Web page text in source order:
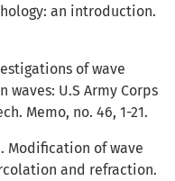
an introduction.
of wave
waves: U.S Army Corps
Memo, no. 46, 1-21.
Modification of wave
and refraction.